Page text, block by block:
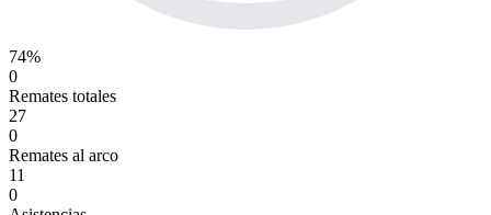
74%
0
Remates totales
27
0
Remates al arco
11
0